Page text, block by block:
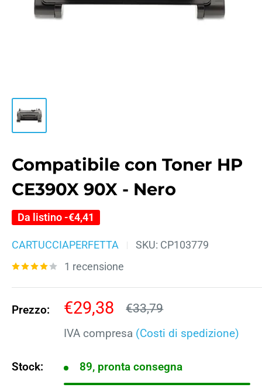
Compatibile con Toner HP
CE390X 90X - Nero
Da listino -€4,41
CARTUCCIAPERFETTA SKU: CP103779
1 recensione
Prezzo:
Prezzo
scontato
€29,38 Prezzo
€33,79
IVA compresa (Costi di spedizione)
Stock: 89, pronta consegna